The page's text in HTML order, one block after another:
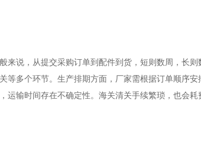
来说，从提交采购订单到配件到货，短则数周，长
等多个环节。生产排期方面，厂家需根据订单顺序
输时间存在不确定性。海关清关手续繁琐，也会耗